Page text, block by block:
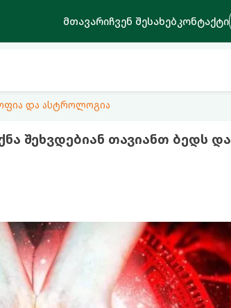
მთავარიჩვენ შესახებკონტაქტი
და ასტროლოგია
შეხვდებიან თავიანთ ბედს და